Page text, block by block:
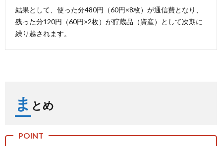
結果として、使った分480円（60円×8枚）が通信費となり、
残った分120円（60円×2枚）が貯蔵品（資産）として次期に
繰り越されます。
ま とめ